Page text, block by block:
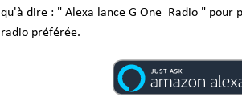
qu'à dire : " Alexa lance G One Radio " pour
radio préférée.